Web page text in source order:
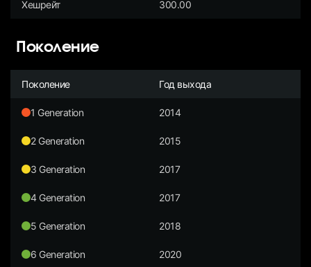
Хешрейт 300.00
Поколение
Поколение Год выхода
1 Generation 2014
2 Generation 2015
3 Generation 2017
4 Generation 2017
5 Generation 2018
6 Generation 2020